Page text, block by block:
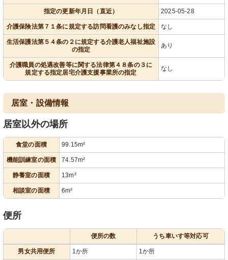
指定の更新年月日（直近） 2025-05-28
介護保険法第７１条に規定する訪問看護のみなし指定 なし
生活保護法第５４条の２に規定する介護老人福祉施設
の指定
あり
介護職員の処遇改善等に関する法律第４８条の３に
規定する指定居宅介護支援事業所の指定
なし
居室・設備情報
居室以外の場所
食堂の面積 99.15m²
機能訓練室の面積 74.57m²
静養室の面積 13m²
相談室の面積 6m²
便所
便所の数 うち車いす等対応可
男女共用便所 1か所 1か所